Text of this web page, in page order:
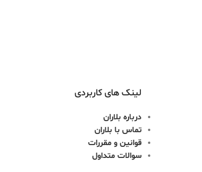
لینک های کاربردی
درباره بلاران
تماس با بلاران
قوانین و مقررات
سوالات متداول